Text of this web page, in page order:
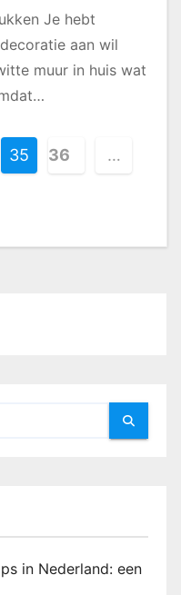
Je hebt
aan wil
muur in huis wat
35 36 …
in Nederland: een